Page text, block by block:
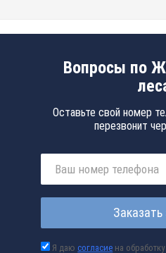
Вопросы по
Оставьте свой номер
перезвонит
Заказать
Я даюсогласие на